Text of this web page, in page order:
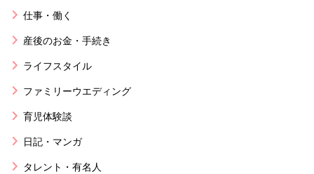
仕事・働く
産後のお金・手続き
ライフスタイル
ファミリーウエディング
育児体験談
日記・マンガ
タレント・有名人